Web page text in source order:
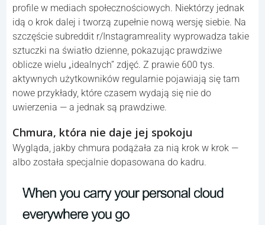
profile w mediach społecznościowych. Niektórzy jednak
idą o krok dalej i tworzą zupełnie nową wersję siebie. Na
szczęście subreddit r/Instagramreality wyprowadza takie
sztuczki na światło dzienne, pokazując prawdziwe
oblicze wielu „idealnych” zdjęć. Z prawie 600 tys.
aktywnych użytkowników regularnie pojawiają się tam
nowe przykłady, które czasem wydają się nie do
uwierzenia — a jednak są prawdziwe.
Chmura, która nie daje jej spokoju
Wygląda, jakby chmura podążała za nią krok w krok —
albo została specjalnie dopasowana do kadru.